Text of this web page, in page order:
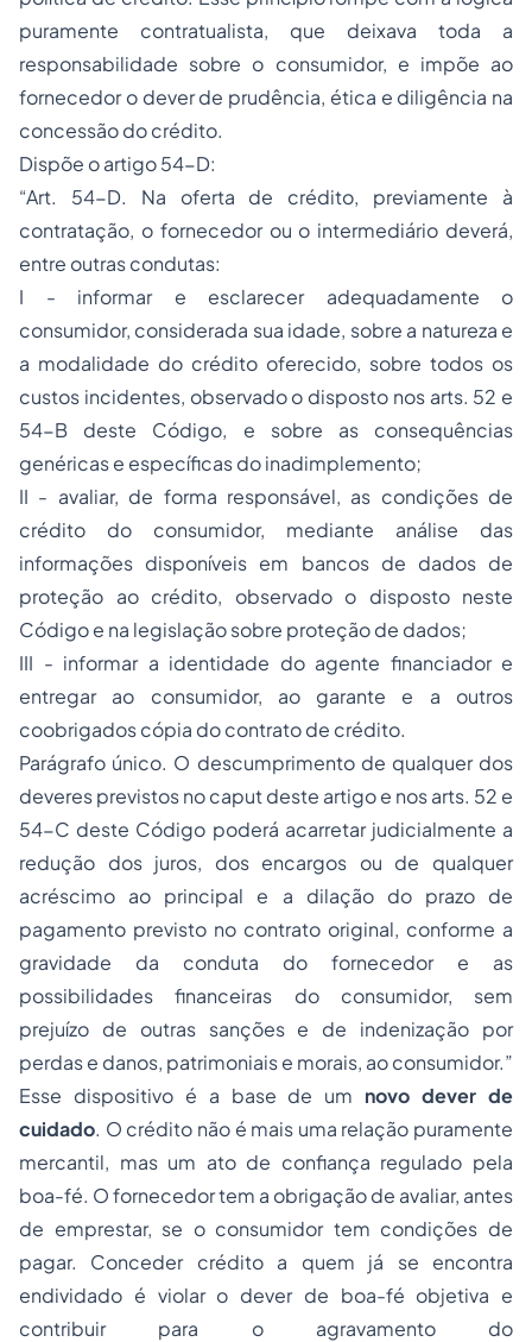
puramente contratualista, que deixava toda a
responsabilidade sobre o consumidor, e impõe ao
fornecedor o dever de prudência, ética e diligência na
concessão do crédito.
Dispõe o artigo 54-D:
“Art. 54-D. Na oferta de crédito, previamente à
contratação, o fornecedor ou o intermediário deverá,
entre outras condutas:
I - informar e esclarecer adequadamente o
consumidor, considerada sua idade, sobre a natureza e
a modalidade do crédito oferecido, sobre todos os
custos incidentes, observado o disposto nos arts. 52 e
54-B deste Código, e sobre as consequências
genéricas e específicas do inadimplemento;
II - avaliar, de forma responsável, as condições de
crédito do consumidor, mediante análise das
informações disponíveis em bancos de dados de
proteção ao crédito, observado o disposto neste
Código e na legislação sobre proteção de dados;
III - informar a identidade do agente financiador e
entregar ao consumidor, ao garante e a outros
coobrigados cópia do contrato de crédito.
Parágrafo único. O descumprimento de qualquer dos
deveres previstos no caput deste artigo e nos arts. 52 e
54-C deste Código poderá acarretar judicialmente a
redução dos juros, dos encargos ou de qualquer
acréscimo ao principal e a dilação do prazo de
pagamento previsto no contrato original, conforme a
gravidade da conduta do fornecedor e as
possibilidades financeiras do consumidor, sem
prejuízo de outras sanções e de indenização por
perdas e danos, patrimoniais e morais, ao consumidor.”
Esse dispositivo é a base de um novo dever de
cuidado. O crédito não é mais uma relação puramente
mercantil, mas um ato de confiança regulado pela
boa-fé. O fornecedor tem a obrigação de avaliar, antes
de emprestar, se o consumidor tem condições de
pagar. Conceder crédito a quem já se encontra
endividado é violar o dever de boa-fé objetiva e
contribuir para o agravamento do